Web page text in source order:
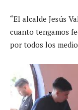
“El alcalde Jesús
cuanto tengamos
por todos los